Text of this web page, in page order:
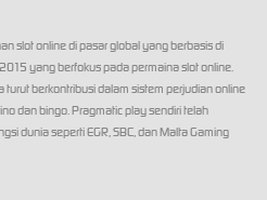
slot online di pasar global yang berbasis di
yang berfokus pada permaina slot online.
turut berkontribusi dalam sistem perjudian online
dan bingo. Pragmatic play sendiri telah
dunia seperti EGR, SBC, dan Malta Gaming